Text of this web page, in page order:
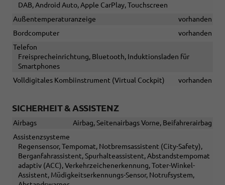
DAB, Android Auto, Apple CarPlay, Touchscreen
Außentemperaturanzeige
vorhanden
Bordcomputer
vorhanden
Telefon
Freisprecheinrichtung, Bluetooth, Induktionsladen für
Smartphones
Volldigitales Kombiinstrument (Virtual Cockpit)
vorhanden
SICHERHEIT & ASSISTENZ
Airbags
Airbag, Seitenairbags Vorne, Beifahrerairbag
Assistenzsysteme
Regensensor, Tempomat, Notbremsassistent (City-Safety),
Berganfahrassistent, Spurhalteassistent, Abstandstempomat
adaptiv (ACC), Verkehrzeichenerkennung, Toter-Winkel-
Assistent, Müdigkeitserkennungs-Sensor, Notrufsystem,